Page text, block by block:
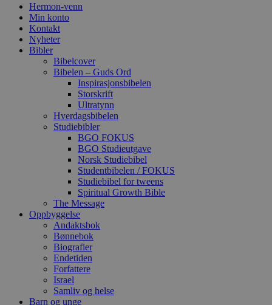
Hermon-venn
Min konto
Kontakt
Nyheter
Bibler
Bibelcover
Bibelen – Guds Ord
Inspirasjonsbibelen
Storskrift
Ultratynn
Hverdagsbibelen
Studiebibler
BGO FOKUS
BGO Studieutgave
Norsk Studiebibel
Studentbibelen / FOKUS
Studiebibel for tweens
Spiritual Growth Bible
The Message
Oppbyggelse
Andaktsbok
Bønnebok
Biografier
Endetiden
Forfattere
Israel
Samliv og helse
Barn og unge